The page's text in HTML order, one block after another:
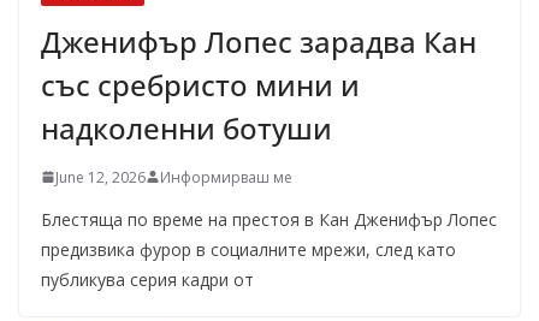
Дженифър Лопес зарадва Кан
със сребристо мини и
надколенни ботуши
June 12, 2026 Информирваш ме
Блестяща по време на престоя в Кан Дженифър Лопес
предизвика фурор в социалните мрежи, след като
публикува серия кадри от